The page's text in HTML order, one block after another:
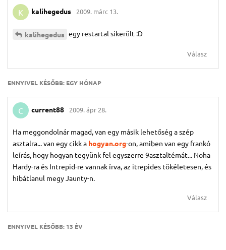
K kalihegedus 2009. márc 13.
kalihegedus egy restartal sikerült :D
Válasz
ENNYIVEL KÉSŐBB: EGY HÓNAP
C current88 2009. ápr 28.
Ha meggondolnár magad, van egy másik lehetőség a szép
asztalra... van egy cikk a hogyan.org-on, amiben van egy frankó
leírás, hogy hogyan tegyünk fel egyszerre 9asztaltémát... Noha
Hardy-ra és Intrepid-re vannak írva, az itrepides tökéletesen, és
hibátlanul megy Jaunty-n.
Válasz
ENNYIVEL KÉSŐBB: 13 ÉV